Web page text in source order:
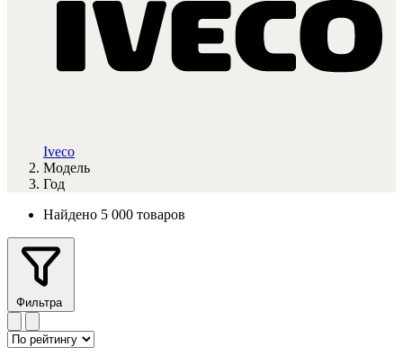
Iveco
Модель
Год
Найдено 5 000 товаров
Фильтра